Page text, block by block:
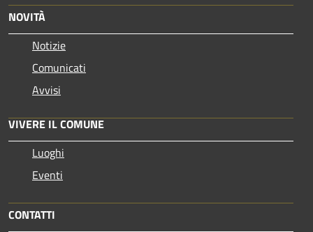
NOVITÀ
Notizie
Comunicati
Avvisi
VIVERE IL COMUNE
Luoghi
Eventi
CONTATTI